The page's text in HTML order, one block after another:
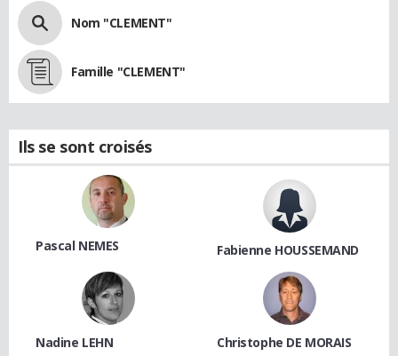
Nom "CLEMENT"
Famille "CLEMENT"
Ils se sont croisés
Pascal NEMES Fabienne HOUSSEMAND
Nadine LEHN Christophe DE MORAIS